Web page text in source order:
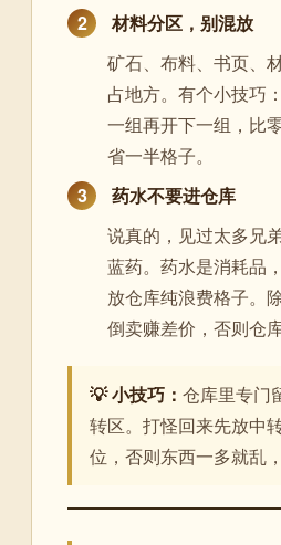
2
材料分区，别混放
矿石、布料、书页、
占地方。有个小技巧
一组再开下一组，比
省一半格子。
3
药水不要进仓库
说真的，见过太多兄
蓝药。药水是消耗品
放仓库纯浪费格子。
倒卖赚差价，否则仓
💡 小技巧： 仓库里专门
转区。打怪回来先放中
位，否则东西一多就乱